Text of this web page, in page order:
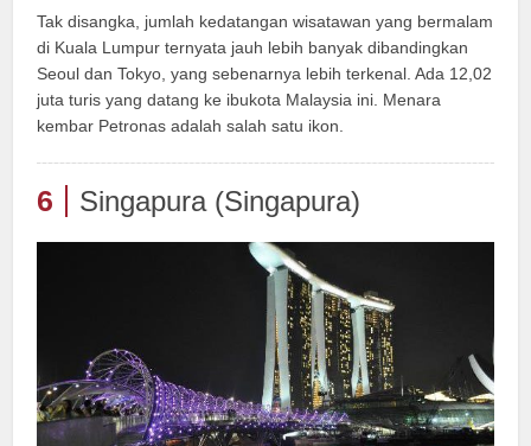
Tak disangka, jumlah kedatangan wisatawan yang bermalam
di Kuala Lumpur ternyata jauh lebih banyak dibandingkan
Seoul dan Tokyo, yang sebenarnya lebih terkenal. Ada 12,02
juta turis yang datang ke ibukota Malaysia ini. Menara
kembar Petronas adalah salah satu ikon.
6 Singapura (Singapura)